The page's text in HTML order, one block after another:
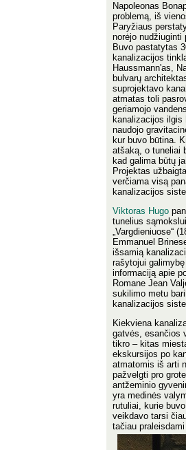
Napoleonas
problemą, iš
Paryžiaus
norėjo nudžiuginti
Buvo pastatytas
kanalizacijos
Haussmann'as,
bulvarų
suprojektavo
atmatas toli
geriamojo
kanalizacijos ilgis
naudojo
kur buvo būtina.
atšaką, o tuneliai
kad galima būtų
Projektas
verčiama visą
kanalizacijos
Viktoras Hugo
tunelius
„Vargdieniuose“
Emmanuel
išsamią
rašytojui
informaciją apie
Romane Jean
sukilimo metu
kanalizacijos
Kiekviena
gatvės, esančios
tikro – kitas
ekskursijos po
atmatomis iš arti
pažvelgti pro
antžeminio
yra medinės
rutuliai, kurie
veikdavo tarsi
tačiau